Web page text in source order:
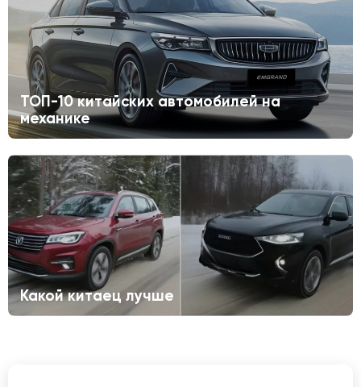
ТОП-10 китайских автомобилей на
механике
Какой китаец лучше